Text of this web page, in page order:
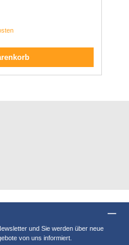
und Sie werden über neue
von uns informiert.